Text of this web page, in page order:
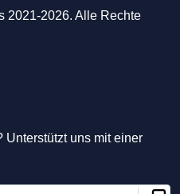
2021-2026. Alle Rechte
Unterstützt uns mit einer